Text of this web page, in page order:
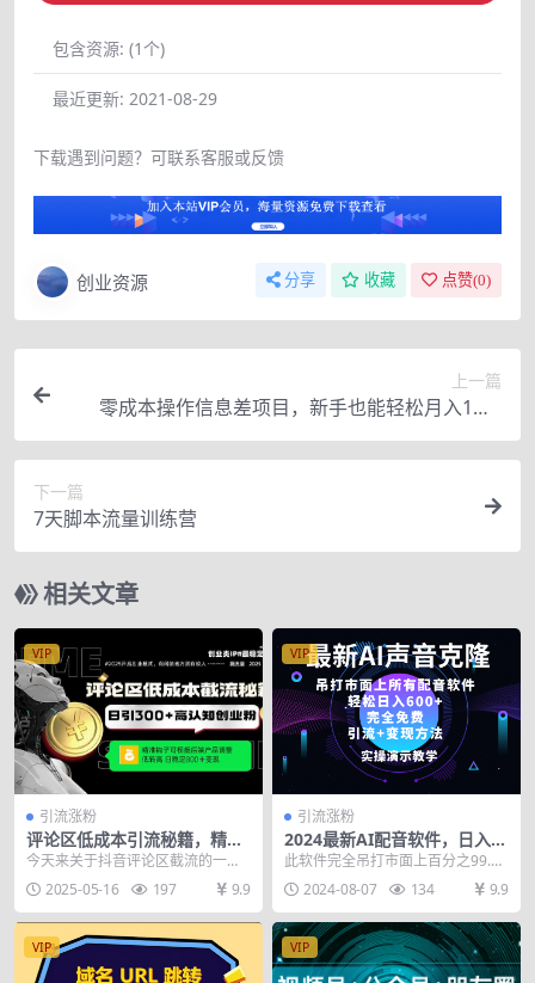
包含资源: (1个)
最近更新: 2021-08-29
下载遇到问题？可联系客服或反馈
创业资源 分享 收藏 点赞(0)
上一篇
零成本操作信息差项目，新手也能轻松月入1W+
【视频教程】
下一篇
7天脚本流量训练营
相关文章
VIP
引流涨粉
评论区低成本引流秘籍，精准
钩子直击用户，单账号日增30
0+创业粉，日稳…
今天来关于抖音评论区截流的一个
25 年最新的方法。那么看过我课程
的人应该都知道...
2025-05-16 197 9.9
VIP
引流涨粉
2024最新AI配音软件，日入6
00+，碾压市面所有配音软
件，完全免费
此软件完全吊打市面上百分之99.9
的配音软件，做自媒体必备，目前A
I领域市场巨大...
2024-08-07 134 9.9
VIP VIP